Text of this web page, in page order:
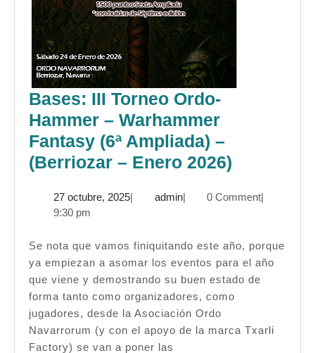
Bases: III Torneo Ordo-
Hammer – Warhammer
Fantasy (6ª Ampliada) –
(Berriozar – Enero 2026)
Torneo
Hammer
–
(6ª
27 octubre, 202527
| adminadmin
| 0 Comment|
9:30 pm
Se nota que vamos finiquitando este año, porque
ya empiezan a asomar los eventos para el año
que viene y demostrando su buen estado de
forma tanto como organizadores, como
jugadores, desde la Asociación Ordo
Navarrorum (y con el apoyo de la marca Txarli
Factory) se van a poner las